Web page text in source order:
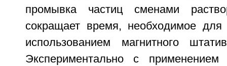
промывка частиц сменами
сокращает время, необходимое
использованием магнитного
Экспериментально с